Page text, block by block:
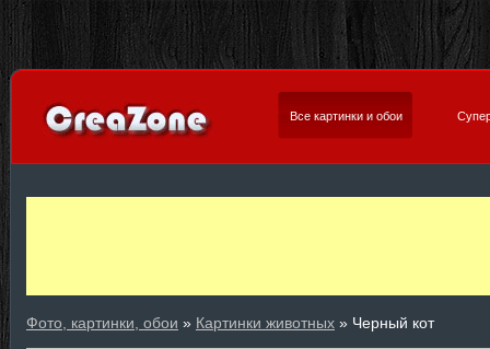
Все картинки и обои
Фото, картинки, обои » Картинки животных » Черный кот